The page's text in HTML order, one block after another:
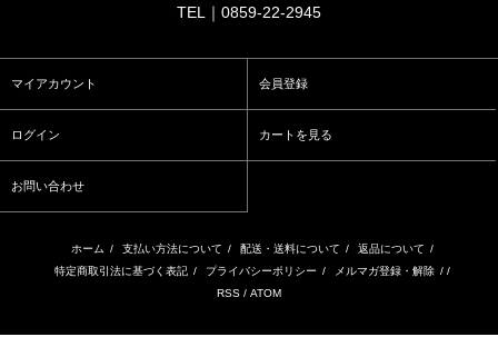
TEL｜0859-22-2945
マイアカウント 会員登録
ログイン カートを見る
お問い合わせ
ホーム / 支払い方法について / 配送・送料について / 返品について /
特定商取引法に基づく表記 / プライバシーポリシー / メルマガ登録・解除 / /
RSS / ATOM